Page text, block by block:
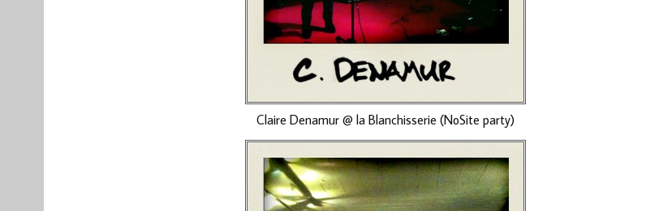
Claire Denamur @ la Blanchisserie (NoSite party)